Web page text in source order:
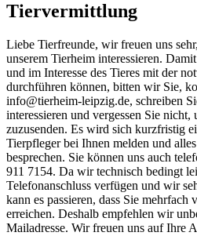
Tiervermittlung
Liebe Tierfreunde, wir freuen uns
unserem Tierheim interessieren.
und im Interesse des Tieres mit der
durchführen können, bitten wir Sie,
info@tierheim-leipzig.de, schreiben
interessieren und vergessen Sie
zuzusenden. Es wird sich kurzfristig
Tierpfleger bei Ihnen melden und
besprechen. Sie können uns auch
911 7154. Da wir technisch bedingt
Telefonanschluss verfügen und wir
kann es passieren, dass Sie mehrfach
erreichen. Deshalb empfehlen wir
Mailadresse. Wir freuen uns auf Ihre